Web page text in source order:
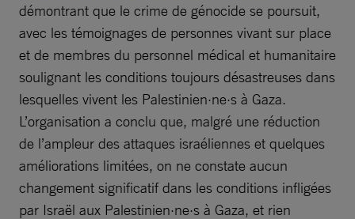
démontrant que le crime de génocide se poursuit,
avec les témoignages de personnes vivant sur place
et de membres du personnel médical et humanitaire
soulignant les conditions toujours désastreuses dans
lesquelles vivent les Palestinien·ne·s à Gaza.
L’organisation a conclu que, malgré une réduction
de l’ampleur des attaques israéliennes et quelques
améliorations limitées, on ne constate aucun
changement significatif dans les conditions infligées
par Israël aux Palestinien·ne·s à Gaza, et rien